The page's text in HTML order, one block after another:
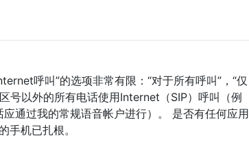
呼叫”的选项非常有限：“对于所有呼叫”，“仅
号以外的所有电话使用Internet（SIP）呼叫（例
通过我的常规语音帐户进行）。 是否有任何应用
手机已扎根。